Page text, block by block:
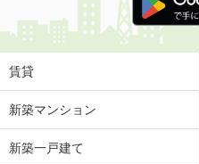
賃貸
新築マンション
新築一戸建て